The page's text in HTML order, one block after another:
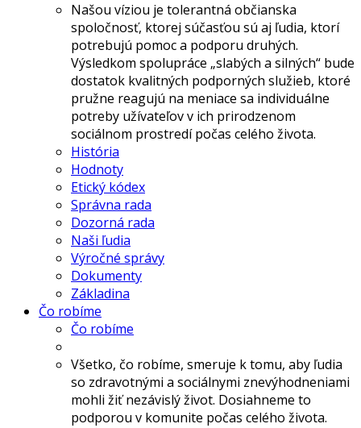
Našou víziou je tolerantná občianska
spoločnosť, ktorej súčasťou sú aj ľudia, ktorí
potrebujú pomoc a podporu druhých.
Výsledkom spolupráce „slabých a silných“ bude
dostatok kvalitných podporných služieb, ktoré
pružne reagujú na meniace sa individuálne
potreby užívateľov v ich prirodzenom
sociálnom prostredí počas celého života.
História
Hodnoty
Etický kódex
Správna rada
Dozorná rada
Naši ľudia
Výročné správy
Dokumenty
Základina
Čo robíme
Čo robíme
Všetko, čo robíme, smeruje k tomu, aby ľudia
so zdravotnými a sociálnymi znevýhodneniami
mohli žiť nezávislý život. Dosiahneme to
podporou v komunite počas celého života.